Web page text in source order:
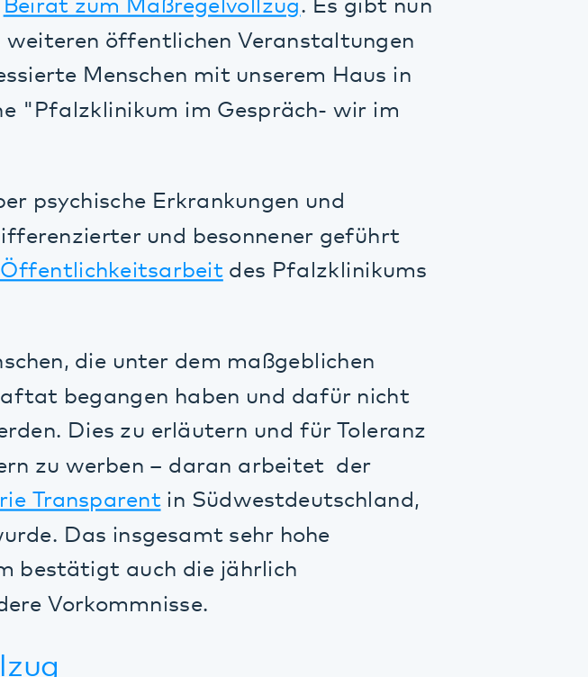
Erkrankungen und
und besonnener geführt
des Pfalzklinikums
die unter dem maßgeblichen
zu erläutern und für Toleranz
werben – daran arbeitet der
in Südwestdeutschland,
insgesamt sehr hohe
Beirat zum Maßregelvollzug. Er
Beirat für den Maßregelvollzug
im Dialog mit der
Vereinen, Kindertagesstätten,